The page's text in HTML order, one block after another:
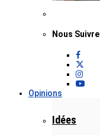
Nous Suivre
Opinions
Idées